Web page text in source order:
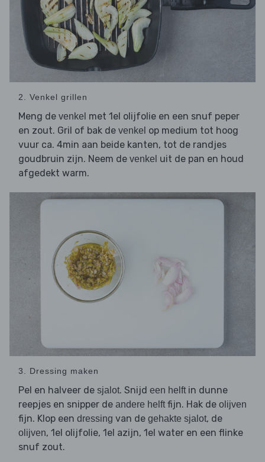
2. Venkel grillen
Meng de venkel met 1el olijfolie en een snuf peper
en zout. Gril of bak de venkel op medium tot hoog
vuur ca. 4min aan beide kanten, tot de randjes
goudbruin zijn. Neem de venkel uit de pan en houd
afgedekt warm.
3. Dressing maken
Pel en halveer de sjalot. Snijd een helftin dunne
reepjes en snipper de andere helftfijn. Hak de olijven
fijn. Klop een dressing van de gehakte sjalot, de
olijven, 1el olijfolie, 1el azijn, 1el water en een flinke
snuf zout.